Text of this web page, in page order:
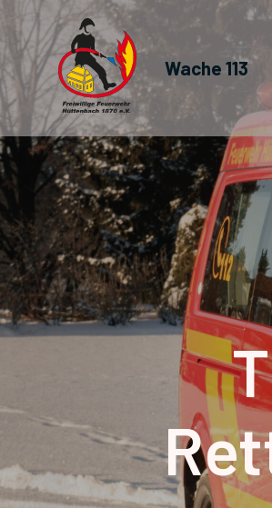
Wache 113